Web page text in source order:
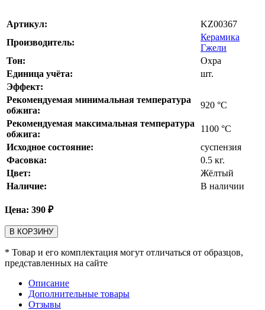
Артикул:
KZ00367
Производитель:
Керамика
Гжели
Тон:
Охра
Единица учёта:
шт.
Эффект:
Рекомендуемая минимальная температура
обжига:
920 °С
Рекомендуемая максимальная температура
обжига:
1100 °С
Исходное состояние:
суспензия
Фасовка:
0.5 кг.
Цвет:
Жёлтый
Наличие:
В наличии
Цена: 390 ₽
В КОРЗИНУ
* Товар и его комплектация могут отличаться от образцов,
представленных на сайте
Описание
Дополнительные товары
Отзывы